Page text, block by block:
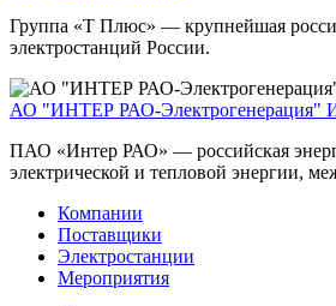
Группа «Т Плюс» — крупнейшая
электростанций России.
АО "ИНТЕР РАО-Электрогенерация"
ПАО «Интер РАО» — российская
электрической и тепловой энергии,
Компании
Поставщики
Электростанции
Мероприятия